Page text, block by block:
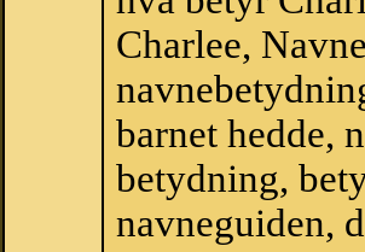
Charlee,
barnet hedde,
betydning,
navneguiden,